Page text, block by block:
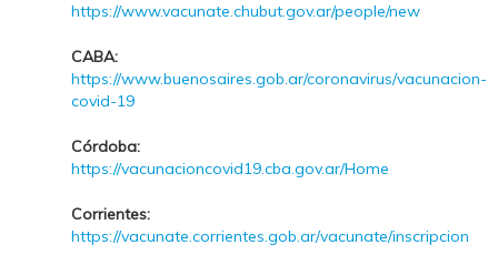
https://www.vacunate.chubut.gov.ar/people/new
CABA:
https://www.buenosaires.gob.ar/coronavirus/vacunacion-
covid-19
Córdoba:
https://vacunacioncovid19.cba.gov.ar/Home
Corrientes:
https://vacunate.corrientes.gob.ar/vacunate/inscripcion